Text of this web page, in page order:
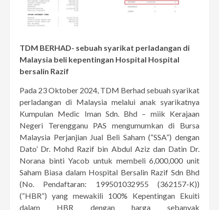
TDM BERHAD- sebuah syarikat perladangan di
Malaysia beli kepentingan Hospital Hospital
bersalin Razif
Pada 23 Oktober 2024, TDM Berhad sebuah syarikat
perladangan di Malaysia melalui anak syarikatnya
Kumpulan Medic Iman Sdn. Bhd – miik Kerajaan
Negeri Terengganu PAS mengumumkan di Bursa
Malaysia Perjanjian Jual Beli Saham (“SSA”) dengan
Dato’ Dr. Mohd Razif bin Abdul Aziz dan Datin Dr.
Norana binti Yacob untuk membeli 6,000,000 unit
Saham Biasa dalam Hospital Bersalin Razif Sdn Bhd
(No. Pendaftaran: 199501032955 (362157-K))
(“HBR”) yang mewakili 100% Kepentingan Ekuiti
dalam HBR dengan harga sebanyak